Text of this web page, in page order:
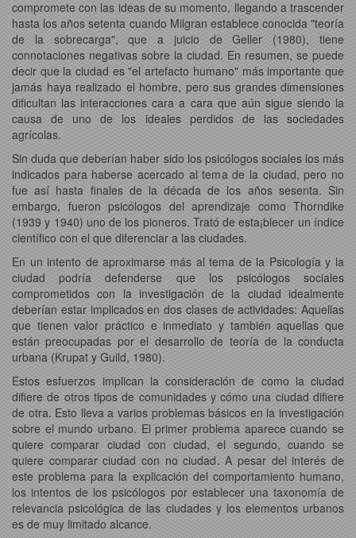
compromete con las ideas de su momento, llegando a trascender
hasta los años setenta cuando Milgran establece conocida "teoría
de la sobrecarga", que a juicio de Geller (1980), tiene
connotaciones negativas sobre la ciudad. En resumen, se puede
decir que la ciudad es "el artefacto humano" más importante que
jamás haya realizado el hombre, pero sus grandes dimensiones
dificultan las interacciones cara a cara que aún sigue siendo la
causa de uno de los ideales perdidos de las sociedades
agrícolas.
Sin duda que deberían haber sido los psicólogos sociales los más
indicados para haberse acercado al tema de la ciudad, pero no
fue así hasta finales de la década de los años sesenta. Sin
embargo, fueron psicólogos del aprendizaje como Thorndike
(1939 y 1940) uno de los pioneros. Trató de esta¡blecer un índice
científico con el que diferenciar a las ciudades.
En un intento de aproximarse más al tema de la Psicología y la
ciudad podría defenderse que los psicólogos sociales
comprometidos con la investigación de la ciudad idealmente
deberían estar implicados en dos clases de actividades: Aquellas
que tienen valor práctico e inmediato y también aquellas que
están preocupadas por el desarrollo de teoría de la conducta
urbana (Krupat y Guild, 1980).
Estos esfuerzos implican la consideración de como la ciudad
difiere de otros tipos de comunidades y cómo una ciudad difiere
de otra. Esto lleva a varios problemas básicos en la investigación
sobre el mundo urbano. El primer problema aparece cuando se
quiere comparar ciudad con ciudad, el segundo, cuando se
quiere comparar ciudad con no ciudad. A pesar del interés de
este problema para la explicación del comportamiento humano,
los intentos de los psicólogos por establecer una taxonomía de
relevancia psicológica de las ciudades y los elementos urbanos
es de muy limitado alcance.